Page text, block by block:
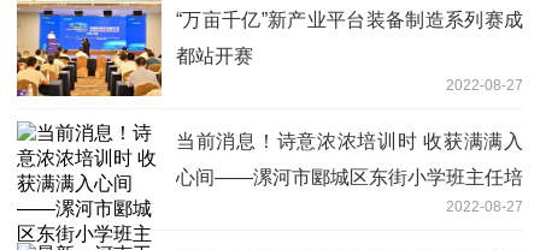
“万亩千亿”新产业平台装备制造系列赛成
都站开赛
2022-08-27
当前消息！诗意浓浓培训时 收获满满入
心间——漯河市郾城区东街小学班主任培
2022-08-27